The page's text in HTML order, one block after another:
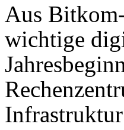
Aus
wichtige